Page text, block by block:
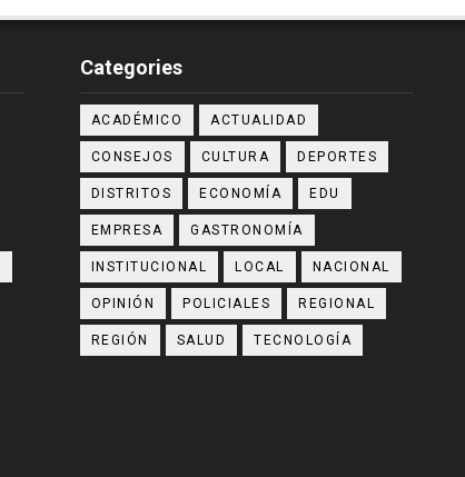
Categories
ACADÉMICO ACTUALIDAD
CONSEJOS CULTURA DEPORTES
DISTRITOS ECONOMÍA EDU
EMPRESA GASTRONOMÍA
INSTITUCIONAL LOCAL NACIONAL
OPINIÓN POLICIALES REGIONAL
REGIÓN SALUD TECNOLOGÍA